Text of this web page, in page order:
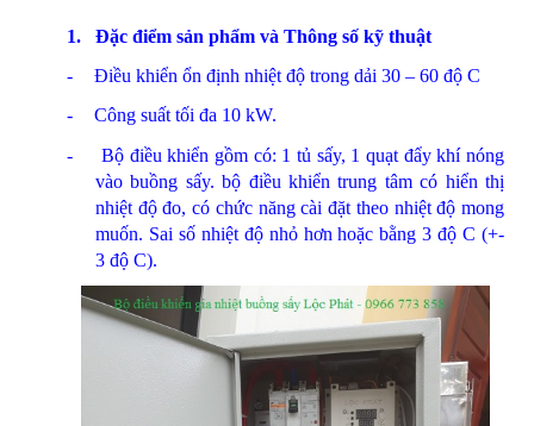
1.
Đặc điểm sản phẩm và Thông số kỹ thuật
-
Điều khiển ổn định nhiệt độ trong dải 30 – 60 độ C
-
Công suất tối đa 10 kW.
-
Bộ điều khiển gồm có: 1 tủ sấy, 1 quạt đẩy khí nóng
vào buồng sấy. bộ điều khiển trung tâm có hiển thị
nhiệt độ đo, có chức năng cài đặt theo nhiệt độ mong
muốn. Sai số nhiệt độ nhỏ hơn hoặc bằng 3 độ C (+-
3 độ C).